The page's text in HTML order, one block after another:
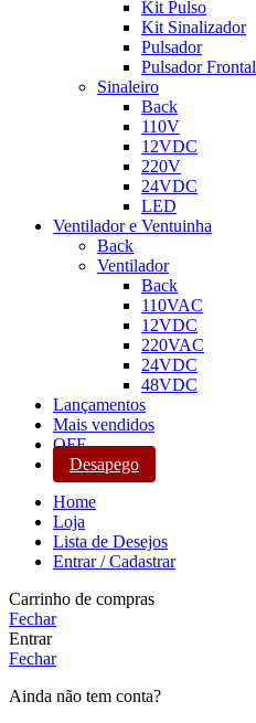
Kit Pulso
Kit Sinalizador
Pulsador
Pulsador Frontal
Sinaleiro
Back
110V
12VDC
220V
24VDC
LED
Ventilador e Ventuinha
Back
Ventilador
Back
110VAC
12VDC
220VAC
24VDC
48VDC
Lançamentos
Mais vendidos
OFF
Desapego
Home
Loja
Lista de Desejos
Entrar / Cadastrar
Carrinho de compras
Fechar
Entrar
Fechar
Ainda não tem conta?